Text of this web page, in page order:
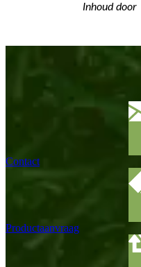
Inhoud door
Contact
Productaanvraag